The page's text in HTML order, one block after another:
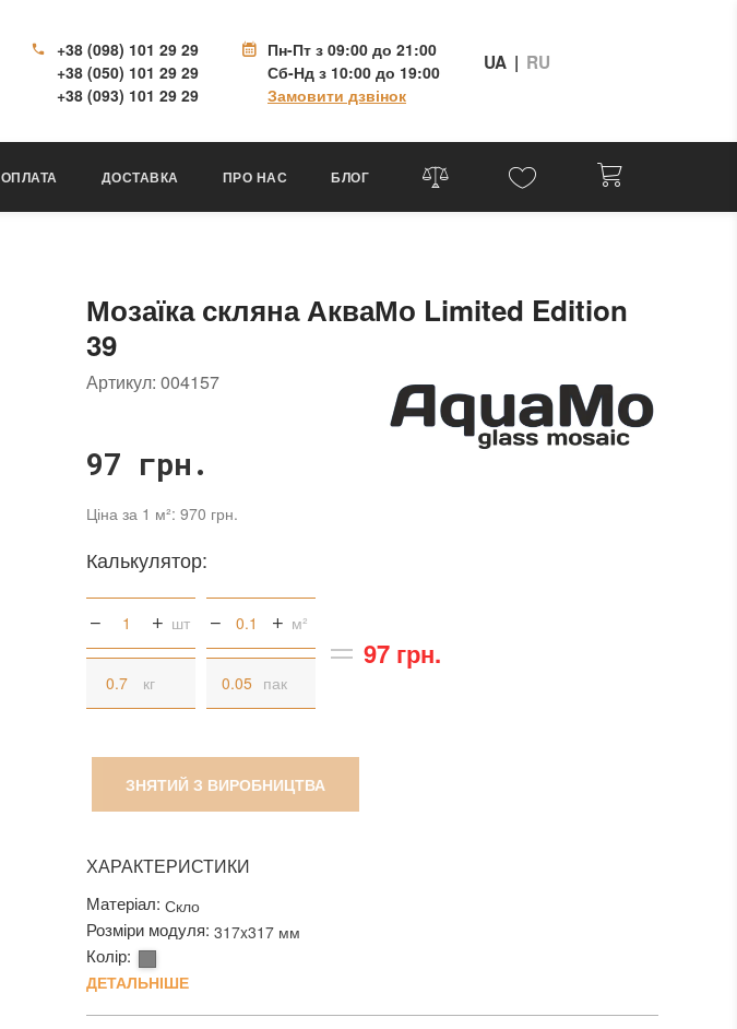
+38 (098) 101 29 29
+38 (050) 101 29 29
+38 (093) 101 29 29
Пн-Пт з 09:00 до 21:00
Сб-Нд з 10:00 до 19:00
Замовити дзвінок
UA | RU
ОПЛАТА ДОСТАВКА ПРО НАС БЛОГ
Мозаїка скляна АкваМо Limited Edition
39
Артикул: 004157
97 грн.
Ціна за 1 м²: 970 грн.
Калькулятор:
шт м²
кг пак
97 грн.
ЗНЯТИЙ З ВИРОБНИЦТВА
ХАРАКТЕРИСТИКИ
Матеріал: Скло
Розміри модуля: 317x317 мм
Колір:
ДЕТАЛЬНІШЕ